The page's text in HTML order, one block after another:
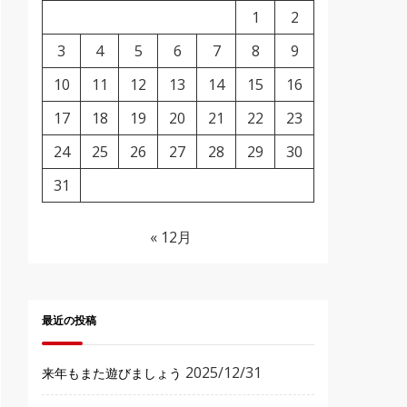
1
2
3
4 5 6 7 8
9
10
11 12 13 14 15
16
17
18 19 20 21 22
23
24
25 26 27 28 29
30
31
« 12月
最近の投稿
来年もまた遊びましょう 2025/12/31